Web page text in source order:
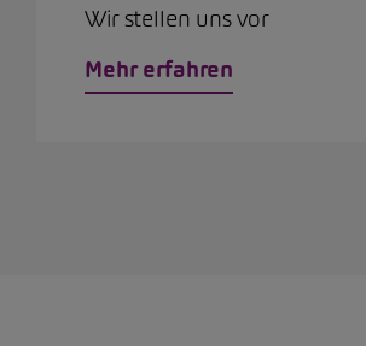
Wir stellen uns vor
Mehr erfahren